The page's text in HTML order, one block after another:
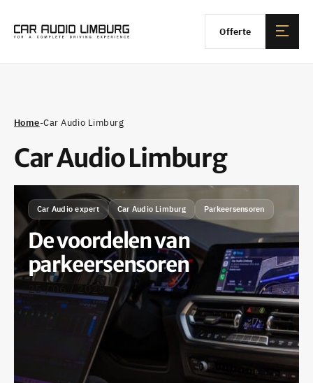
Offerte
Home-Car Audio Limburg
Car Audio Limburg
Car Audio expert Car Audio Limburg Parkeersensoren
De voordelen van
parkeersensoren
25 / 06 / 2025
•